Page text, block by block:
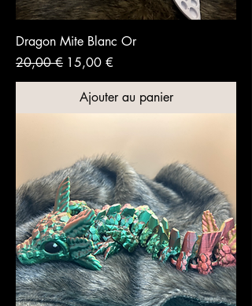
Dragon Mite Blanc Or
Prix original
20,00 € Prix promotionnel
15,00 €
Ajouter au panier